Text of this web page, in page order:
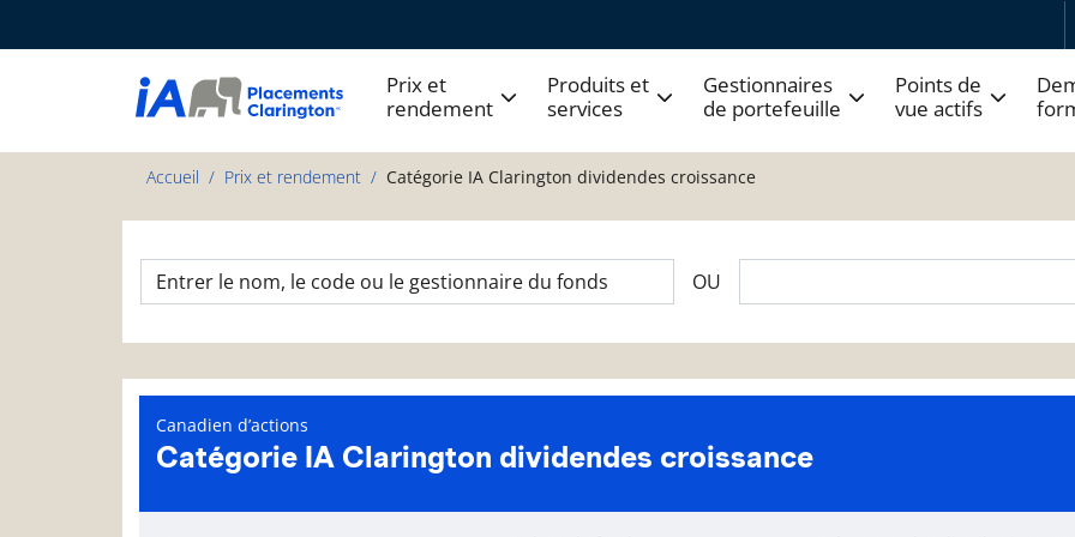
Prix et
rendement
Produits et
services
Gestionnaires
de portefeuille
Points de
vue actifs
Accueil Prix et rendement Catégorie IA Clarington dividendes croissance
OU
Canadien d’actions
Catégorie IA Clarington dividendes croissance